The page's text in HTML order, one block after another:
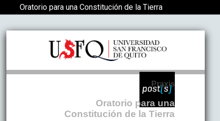
Volver a los detalles del artículo
Oratorio para una Constitución de la Tierra